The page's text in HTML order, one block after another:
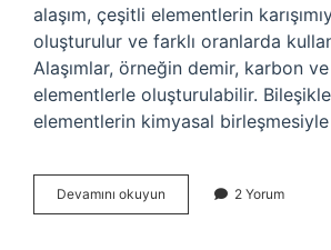
alaşım, çeşitli elementlerin
oluşturulur ve farklı oranlarda
Alaşımlar, örneğin demir, karbon
elementlerle oluşturulabilir.
elementlerin kimyasal
Devamını okuyun
ve
2 Yorum